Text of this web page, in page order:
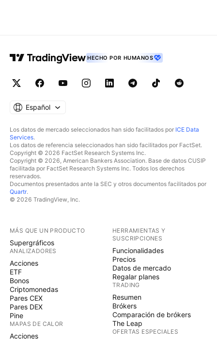
HECHO POR HUMANOS
Español
Los datos de mercado seleccionados han sido facilitados por ICE Data
Services.
Los datos de referencia seleccionados han sido facilitados por FactSet.
Copyright © 2026 FactSet Research Systems Inc.
Copyright © 2026, American Bankers Association. Base de datos CUSIP
facilitada por FactSet Research Systems Inc. Todos los derechos
reservados.
Documentos presentados ante la SEC y otros documentos facilitados por
Quartr.
© 2026 TradingView, Inc.
MÁS QUE UN PRODUCTO
Supergráficos
ANALIZADORES
Acciones
ETF
Bonos
Criptomonedas
Pares CEX
Pares DEX
Pine
MAPAS DE CALOR
Acciones
HERRAMIENTAS Y
SUSCRIPCIONES
Funcionalidades
Precios
Datos de mercado
Regalar planes
TRADING
Resumen
Brókers
Comparación de brókers
The Leap
OFERTAS ESPECIALES